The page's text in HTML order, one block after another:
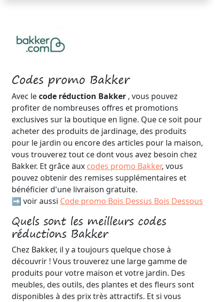
Codes promo Bakker
Avec lecode réduction Bakker , vous pouvez
profiter de nombreuses offres et promotions
exclusives sur la boutique en ligne. Que ce soit pour
acheter des produits de jardinage, des produits
pour le jardin ou encore des articles pour la maison,
vous trouverez tout ce dont vous avez besoin chez
Bakker. Et grâce aux codes promo Bakker, vous
pouvez obtenir des remises supplémentaires et
bénéficier d'une livraison gratuite.
➡️ voir aussi Code promo Bois Dessus Bois Dessous
Quels sont les meilleurs codes
réductions Bakker
Chez Bakker, il y a toujours quelque chose à
découvrir ! Vous trouverez une large gamme de
produits pour votre maison et votre jardin. Des
meubles, des outils, des plantes et des fleurs sont
disponibles à des prix très attractifs. Et si vous